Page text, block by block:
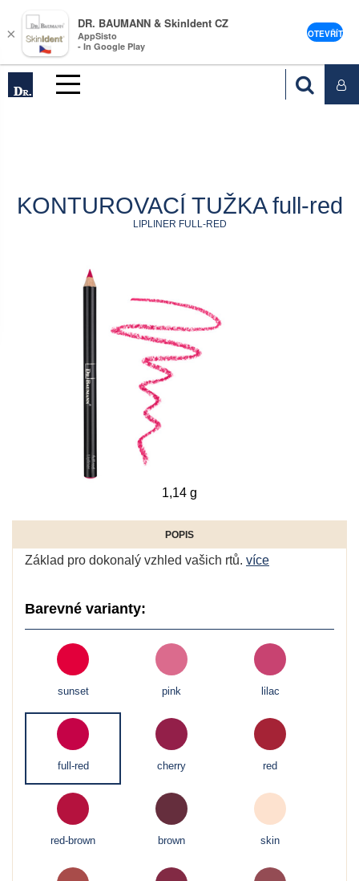
KONTUROVACÍ TUŽKA full-red
LIPLINER FULL-RED
1,14 g
POPIS
Základ pro dokonalý vzhled vašich rtů. více
Barevné varianty:
sunset pink lilac
full-red cherry red
red-brown brown skin
×
DR. BAUMANN & SkinIdent CZ
AppSisto
- In Google Play
OTEVŘÍT